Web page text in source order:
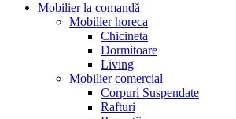
Mobilier la comandă
Mobilier horeca
Chicineta
Dormitoare
Living
Mobilier comercial
Corpuri Suspendate
Rafturi